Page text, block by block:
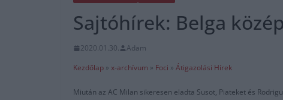
Sajtóhírek: Belga
2020.01.30.
Adam
Kezdőlap » x-archívum » Foci » Átigazolási Hírek
Miután az AC Milan sikeresen eladta Susot, Piateket és